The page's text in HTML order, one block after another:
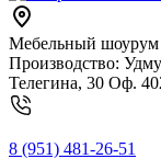
Мебельный шоурум
Производство:
Телегина, 30 Оф.
8 (951) 481-26-51